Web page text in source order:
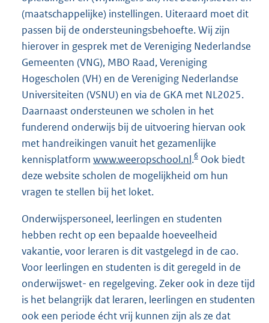
(maatschappelijke) instellingen. Uiteraard moet dit
passen bij de ondersteuningsbehoefte. Wij zijn
hierover in gesprek met de Vereniging Nederlandse
Gemeenten (VNG), MBO Raad, Vereniging
Hogescholen (VH) en de Vereniging Nederlandse
Universiteiten (VSNU) en via de GKA met NL2025.
Daarnaast ondersteunen we scholen in het
funderend onderwijs bij de uitvoering hiervan ook
met handreikingen vanuit het gezamenlijke
kennisplatform www.weeropschool.nl.6 Ook biedt
deze website scholen de mogelijkheid om hun
vragen te stellen bij het loket.
Onderwijspersoneel, leerlingen en studenten
hebben recht op een bepaalde hoeveelheid
vakantie, voor leraren is dit vastgelegd in de cao.
Voor leerlingen en studenten is dit geregeld in de
onderwijswet- en regelgeving. Zeker ook in deze tijd
is het belangrijk dat leraren, leerlingen en studenten
ook een periode écht vrij kunnen zijn als ze dat